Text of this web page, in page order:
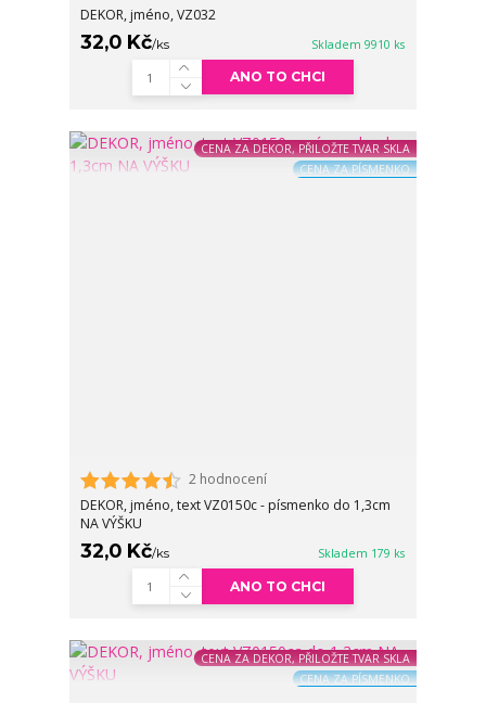
DEKOR, jméno, VZ032
32,0 Kč/ks Skladem 9910 ks
ANO TO CHCI
CENA ZA DEKOR, PŘILOŽTE TVAR SKLA
CENA ZA PÍSMENKO
2 hodnocení
DEKOR, jméno, text VZ0150c - písmenko do 1,3cm
NA VÝŠKU
32,0 Kč/ks Skladem 179 ks
ANO TO CHCI
CENA ZA DEKOR, PŘILOŽTE TVAR SKLA
CENA ZA PÍSMENKO